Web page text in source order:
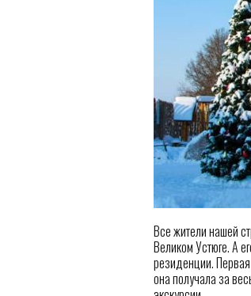
Все жители нашей
Великом Устюге. А
резиденции.
она получала за